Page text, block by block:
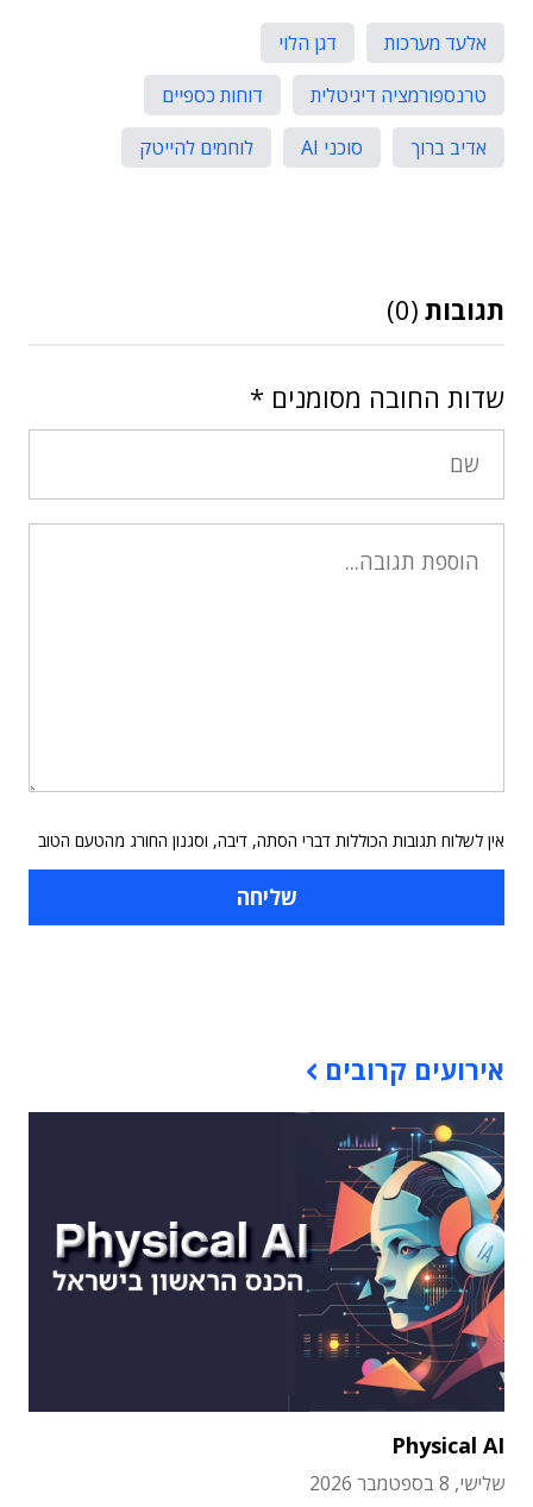
אלעד מערכות
דגן הלוי
טרנספורמציה דיגיטלית
דוחות כספיים
אדיב ברוך
סוכני AI לוחמים להייטק
תגובות (0)
שדות החובה מסומנים *
אין לשלוח תגובות הכוללות דברי הסתה, דיבה, וסגנון החורג מהטעם הטוב
אירועים קרובים
Physical AI
שלישי, 8 בספטמבר 2026